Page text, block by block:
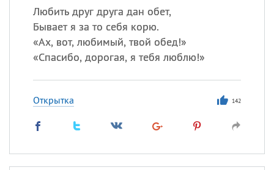
Любить друг друга дан обет,
Бывает я за то себя корю.
«Ах, вот, любимый, твой обед!»
«Спасибо, дорогая, я тебя люблю!»
Открытка 142